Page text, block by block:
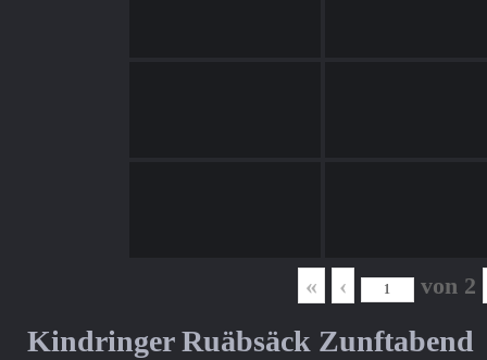
« ‹ von 2
Kindringer Ruäbsäck Zunftabend